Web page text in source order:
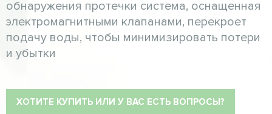
обнаружения протечки система, оснащенная
электромагнитными клапанами, перекроет
подачу воды, чтобы минимизировать потери
и убытки
ХОТИТЕ КУПИТЬ ИЛИ У ВАС ЕСТЬ ВОПРОСЫ?